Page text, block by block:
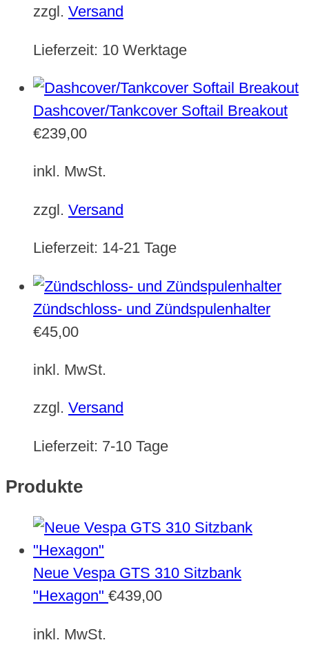
zzgl. Versand
Lieferzeit: 10 Werktage
Dashcover/Tankcover Softail Breakout
€239,00
inkl. MwSt.
zzgl. Versand
Lieferzeit: 14-21 Tage
Zündschloss- und Zündspulenhalter
€45,00
inkl. MwSt.
zzgl. Versand
Lieferzeit: 7-10 Tage
Produkte
Neue Vespa GTS 310 Sitzbank
"Hexagon" €439,00
inkl. MwSt.